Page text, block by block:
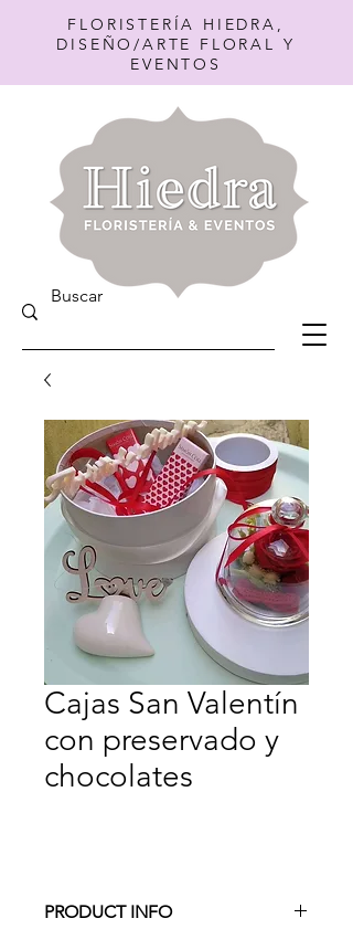
FLORISTERÍA HIEDRA,
DISEÑO/ARTE FLORAL Y
EVENTOS
Cajas San Valentín
con preservado y
chocolates
PRODUCT INFO